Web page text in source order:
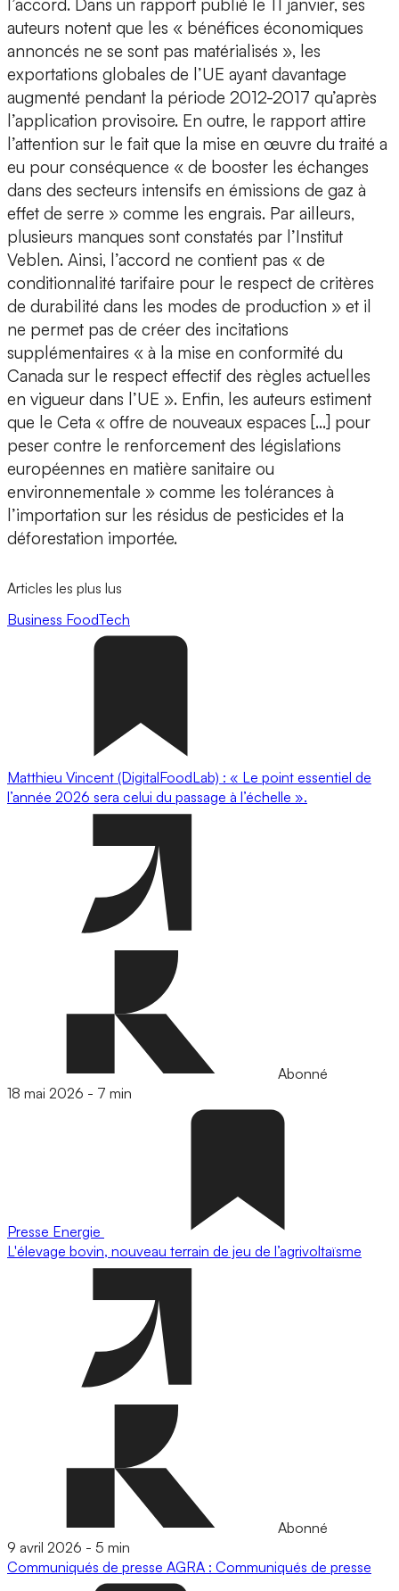
l’accord. Dans un rapport publié le 11 janvier, ses
auteurs notent que les « bénéfices économiques
annoncés ne se sont pas matérialisés », les
exportations globales de l’UE ayant davantage
augmenté pendant la période 2012-2017 qu’après
l’application provisoire. En outre, le rapport attire
l’attention sur le fait que la mise en œuvre du traité a
eu pour conséquence « de booster les échanges
dans des secteurs intensifs en émissions de gaz à
effet de serre » comme les engrais. Par ailleurs,
plusieurs manques sont constatés par l’Institut
Veblen. Ainsi, l’accord ne contient pas « de
conditionnalité tarifaire pour le respect de critères
de durabilité dans les modes de production » et il
ne permet pas de créer des incitations
supplémentaires « à la mise en conformité du
Canada sur le respect effectif des règles actuelles
en vigueur dans l’UE ». Enfin, les auteurs estiment
que le Ceta « offre de nouveaux espaces […] pour
peser contre le renforcement des législations
européennes en matière sanitaire ou
environnementale » comme les tolérances à
l’importation sur les résidus de pesticides et la
déforestation importée.
Articles les plus lus
Business FoodTech
Matthieu Vincent (DigitalFoodLab) : « Le point essentiel de
l’année 2026 sera celui du passage à l’échelle ».
Abonné
18 mai 2026 - 7 min
Presse Energie
L'élevage bovin, nouveau terrain de jeu de l’agrivoltaïsme
Abonné
9 avril 2026 - 5 min
Communiqués de presse AGRA : Communiqués de presse